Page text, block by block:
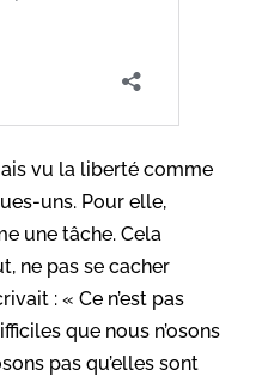
vu la liberté comme
uns. Pour elle,
une tâche. Cela
ne pas se cacher
: « Ce n’est pas
que nous n’osons
pas qu’elles sont